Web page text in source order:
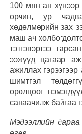
100 мянган хүнээр
орчин, ур
хөдөлмөрийн зах
маш ач
тэтгэвэртээ
ээжүүд цагаар
ажиллах
шимтгэл
оролцоог
санаачилж байгаа
Мэдээллийн